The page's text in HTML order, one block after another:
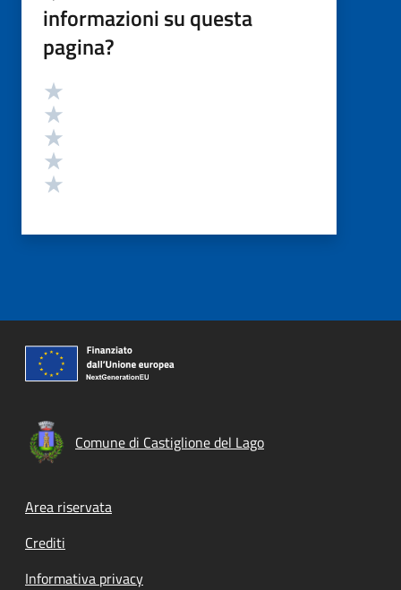
informazioni su questa
pagina?
Valutazione
Comune di Castiglione del Lago
Footer menu
Area riservata
Crediti
Informativa privacy